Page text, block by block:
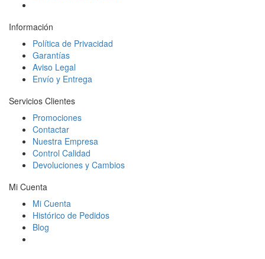
Información
Política de Privacidad
Garantías
Aviso Legal
Envío y Entrega
Servicios Clientes
Promociones
Contactar
Nuestra Empresa
Control Calidad
Devoluciones y Cambios
Mi Cuenta
Mi Cuenta
Histórico de Pedidos
Blog